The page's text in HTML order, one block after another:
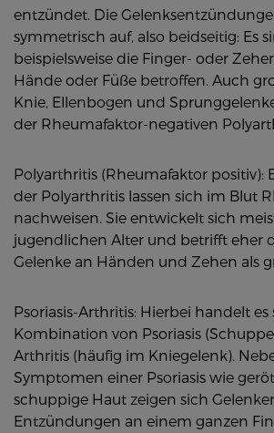
entzündet. Die
symmetrisch auf, also beidseitig: Es
beispielsweise die Finger- oder
Hände oder Füße betroffen. Auch
Knie, Ellenbogen und
der Rheumafaktor-negativen
Polyarthritis (Rheumafaktor positiv):
der Polyarthritis lassen sich im Blut
nachweisen. Sie entwickelt sich
jugendlichen Alter und betrifft eher
Gelenke an Händen und Zehen als
Psoriasis-Arthritis: Hierbei handelt
Kombination von Psoriasis
Arthritis (häufig im Kniegelenk).
Symptomen einer Psoriasis wie
schuppige Haut zeigen sich
Entzündungen an einem ganzen